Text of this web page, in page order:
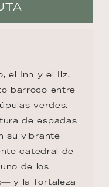
el Inn y el Ilz,
barroco entre
verdes.
de espadas
su vibrante
catedral de
de los
y la fortaleza